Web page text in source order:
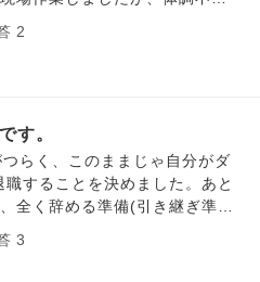
いと感じてしまい、雑談中も
した。 今回、永年在籍した
ダメでした。ショックなの
っと仕事したら帰ってもらう
た。人事にも相談しました
総合職なので我慢しかないと言
告です。世代交代もすすんで
が、我慢して行ってます。仕
2
す。
らく、このままじゃ自分がダ
することを決めました。あと
全く辞める準備(引き継ぎ準備
今までと全く変わらずたくさ
の時間を与えてくれません。
3